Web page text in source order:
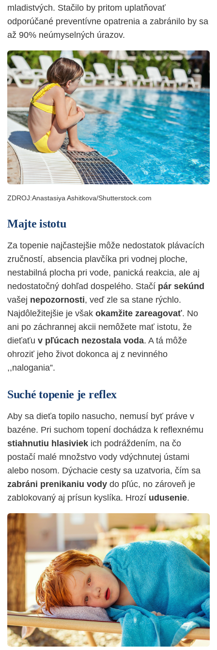
mladistvých. Stačilo by pritom uplatňovať
odporúčané preventívne opatrenia a zabránilo by sa
až 90% neúmyselných úrazov.
ZDROJ:Anastasiya Ashitkova/Shutterstock.com
Majte istotu
Za topenie najčastejšie môže nedostatok plávacích
zručností, absencia plavčíka pri vodnej ploche,
nestabilná plocha pri vode, panická reakcia, ale aj
nedostatočný dohľad dospelého. Stačí pár sekúnd
vašej nepozornosti, veď zle sa stane rýchlo.
Najdôležitejšie je však okamžite zareagovať. No
ani po záchrannej akcii nemôžete mať istotu, že
dieťaťu v pľúcach nezostala voda. A tá môže
ohroziť jeho život dokonca aj z nevinného
,,nalogania”.
Suché topenie je reflex
Aby sa dieťa topilo nasucho, nemusí byť práve v
bazéne. Pri suchom topení dochádza k reflexnému
stiahnutiu hlasiviek ich podráždením, na čo
postačí malé množstvo vody vdýchnutej ústami
alebo nosom. Dýchacie cesty sa uzatvoria, čím sa
zabráni prenikaniu vody do pľúc, no zároveň je
zablokovaný aj prísun kyslíka. Hrozí udusenie.